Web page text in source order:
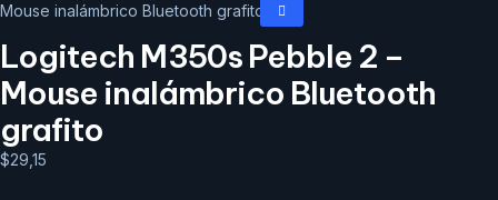
Mouse inalámbrico Bluetooth grafito
Logitech M350s Pebble 2 –
Mouse inalámbrico Bluetooth
grafito
$29,15